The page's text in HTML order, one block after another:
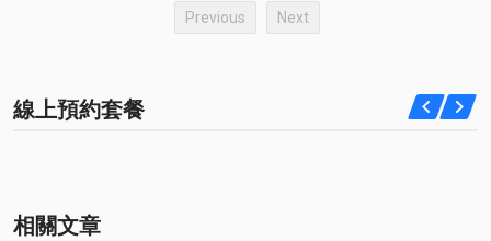
Previous Next
線上預約套餐
相關文章